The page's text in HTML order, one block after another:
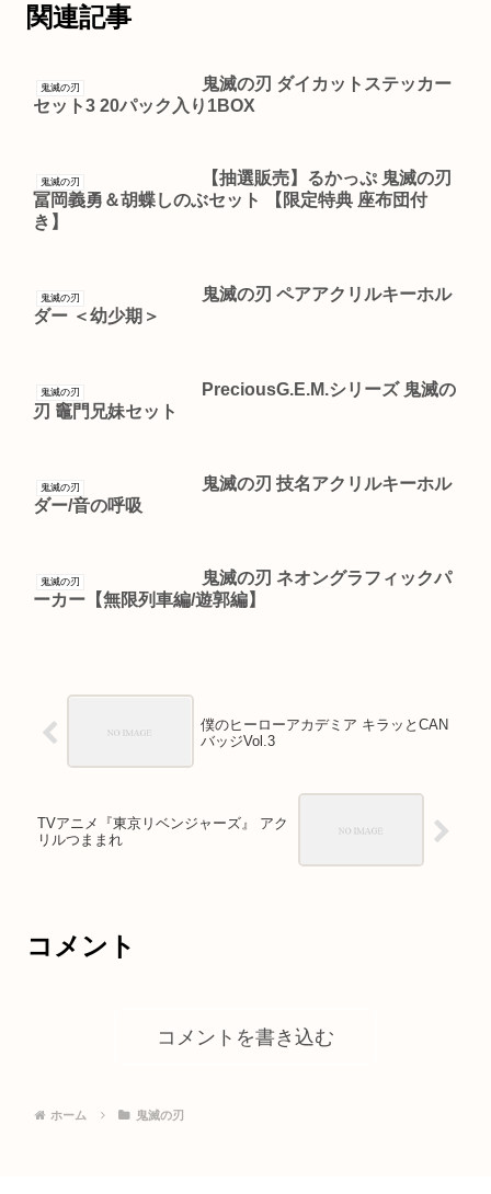
関連記事
鬼滅の刃
鬼滅の刃 ダイカットステッカー
セット3 20パック入り1BOX
鬼滅の刃
【抽選販売】るかっぷ 鬼滅の刃
冨岡義勇＆胡蝶しのぶセット 【限定特典 座布団付
き】
鬼滅の刃
鬼滅の刃 ペアアクリルキーホル
ダー ＜幼少期＞
鬼滅の刃
PreciousG.E.M.シリーズ 鬼滅の
刃 竈門兄妹セット
鬼滅の刃
鬼滅の刃 技名アクリルキーホル
ダー/音の呼吸
鬼滅の刃
鬼滅の刃 ネオングラフィックパ
ーカー【無限列車編/遊郭編】
僕のヒーローアカデミア キラッとCAN
バッジVol.3
TVアニメ『東京リベンジャーズ』 アク
リルつままれ
コメント
コメントを書き込む
ホーム 鬼滅の刃